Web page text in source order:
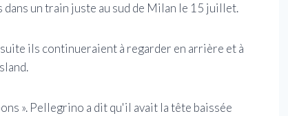
un train juste au sud de Milan le 15 juillet.
ils continueraient à regarder en arrière et à
». Pellegrino a dit qu'il avait la tête baissée